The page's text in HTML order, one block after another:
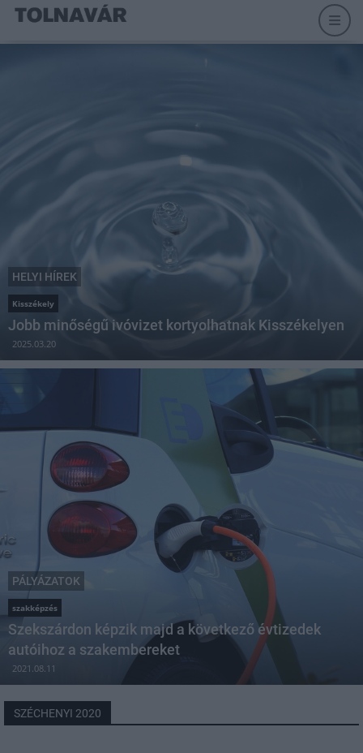
HELYI HÍREK
Kisszékely
Jobb minőségű ivóvizet kortyolhatnak Kisszékelyen
2025.03.20
PÁLYÁZATOK
szakképzés
Szekszárdon képzik majd a következő évtizedek
autóihoz a szakembereket
2021.08.11
SZÉCHENYI 2020